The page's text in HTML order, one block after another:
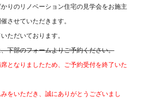
お知らせ
ブログ
リノベーションとは
お問い合わせ
りのリノベーション住宅の見学会をお施主
させていただきます。
ただいております。
下部のフォームよりご予約ください。
となりましたため、ご予約受付を終了いた
をいただき、誠にありがとうございまし